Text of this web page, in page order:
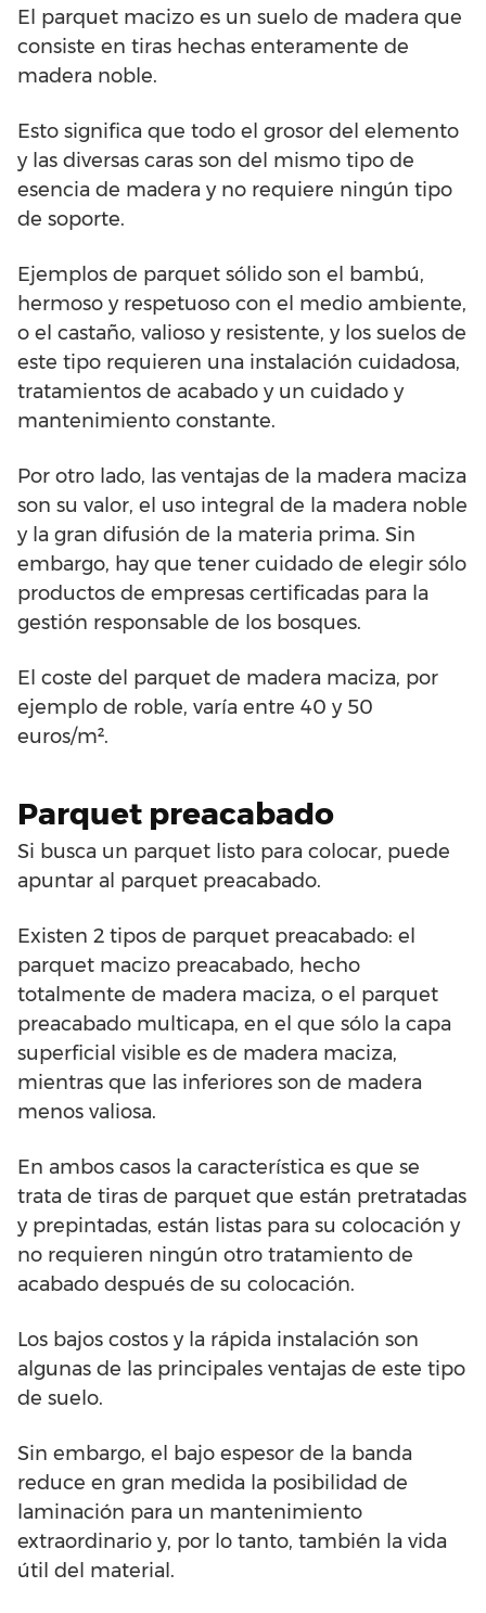
El parquet macizo es un suelo de madera que
consiste en tiras hechas enteramente de
madera noble.
Esto significa que todo el grosor del elemento
y las diversas caras son del mismo tipo de
esencia de madera y no requiere ningún tipo
de soporte.
Ejemplos de parquet sólido son el bambú,
hermoso y respetuoso con el medio ambiente,
o el castaño, valioso y resistente, y los suelos de
este tipo requieren una instalación cuidadosa,
tratamientos de acabado y un cuidado y
mantenimiento constante.
Por otro lado, las ventajas de la madera maciza
son su valor, el uso integral de la madera noble
y la gran difusión de la materia prima. Sin
embargo, hay que tener cuidado de elegir sólo
productos de empresas certificadas para la
gestión responsable de los bosques.
El coste del parquet de madera maciza, por
ejemplo de roble, varía entre 40 y 50
euros/m².
Parquet preacabado
Si busca un parquet listo para colocar, puede
apuntar al parquet preacabado.
Existen 2 tipos de parquet preacabado: el
parquet macizo preacabado, hecho
totalmente de madera maciza, o el parquet
preacabado multicapa, en el que sólo la capa
superficial visible es de madera maciza,
mientras que las inferiores son de madera
menos valiosa.
En ambos casos la característica es que se
trata de tiras de parquet que están pretratadas
y prepintadas, están listas para su colocación y
no requieren ningún otro tratamiento de
acabado después de su colocación.
Los bajos costos y la rápida instalación son
algunas de las principales ventajas de este tipo
de suelo.
Sin embargo, el bajo espesor de la banda
reduce en gran medida la posibilidad de
laminación para un mantenimiento
extraordinario y, por lo tanto, también la vida
útil del material.